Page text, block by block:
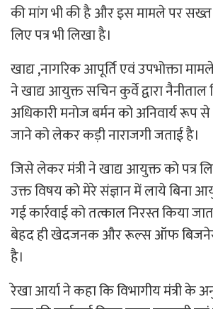
की मांग भी की है और इस मामले पर
लिए पत्र भी लिखा है।
खाद्य ,नागरिक आपूर्ति एवं उपभोक्ता
ने खाद्य आयुक्त सचिन कुर्वे द्वारा
अधिकारी मनोज बर्मन को अनिवार्य
जाने को लेकर कड़ी नाराजगी जताई है।
जिसे लेकर मंत्री ने खाद्य आयुक्त को पत्र
उक्त विषय को मेरे संज्ञान में लाये बिना
गई कार्रवाई को तत्काल निरस्त किया
बेहद ही खेदजनक और रूल्स ऑफ
है।
रेखा आर्या ने कहा कि विभागीय मंत्री के